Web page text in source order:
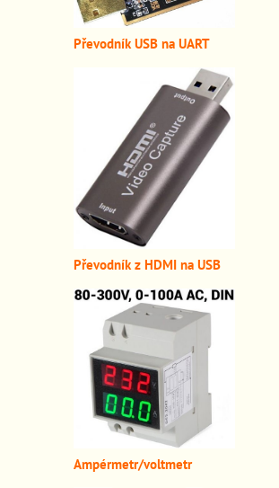
Převodník USB na UART
Převodník z HDMI na USB
Ampérmetr/voltmetr